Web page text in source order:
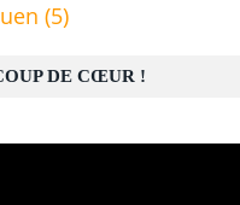
(5)
DE CŒUR !